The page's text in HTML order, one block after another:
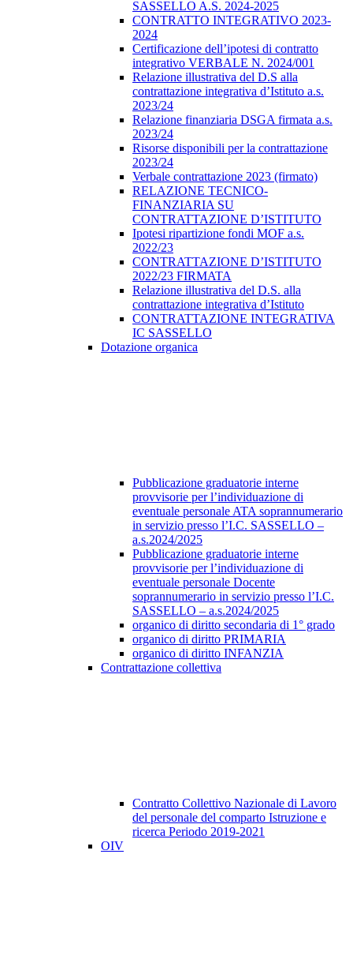
SASSELLO A.S. 2024-2025
CONTRATTO INTEGRATIVO 2023-
2024
Certificazione dell’ipotesi di contratto
integrativo VERBALE N. 2024/001
Relazione illustrativa del D.S alla
contrattazione integrativa d’Istituto a.s.
2023/24
Relazione finanziaria DSGA firmata a.s.
2023/24
Risorse disponibili per la contrattazione
2023/24
Verbale contrattazione 2023 (firmato)
RELAZIONE TECNICO-
FINANZIARIA SU
CONTRATTAZIONE D’ISTITUTO
Ipotesi ripartizione fondi MOF a.s.
2022/23
CONTRATTAZIONE D’ISTITUTO
2022/23 FIRMATA
Relazione illustrativa del D.S. alla
contrattazione integrativa d’Istituto
CONTRATTAZIONE INTEGRATIVA
IC SASSELLO
Dotazione organica
Pubblicazione graduatorie interne
provvisorie per l’individuazione di
eventuale personale ATA soprannumerario
in servizio presso l’I.C. SASSELLO –
a.s.2024/2025
Pubblicazione graduatorie interne
provvisorie per l’individuazione di
eventuale personale Docente
soprannumerario in servizio presso l’I.C.
SASSELLO – a.s.2024/2025
organico di diritto secondaria di 1° grado
organico di diritto PRIMARIA
organico di diritto INFANZIA
Contrattazione collettiva
Contratto Collettivo Nazionale di Lavoro
del personale del comparto Istruzione e
ricerca Periodo 2019-2021
OIV